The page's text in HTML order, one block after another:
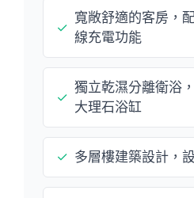
✓
寬敞舒適的客房，
線充電功能
✓
獨立乾濕分離衛浴
大理石浴缸
✓ 多層樓建築設計，